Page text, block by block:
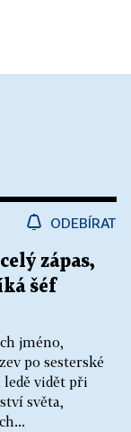
ODEBÍRAT
zápas,
šéf
jméno,
po sesterské
ledě vidět při
světa,